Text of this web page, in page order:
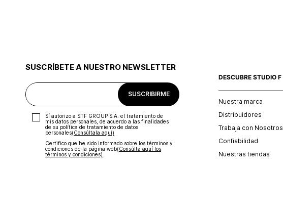
SUSCRÍBETE A NUESTRO NEWSLETTER
SUSCRIBIRME
Sí autorizo a STF GROUP S.A. el tratamiento de
mis datos personales, de acuerdo a las finalidades
de su política de tratamiento de datos
personales‎(Consúltala aquí)
Certifico que he sido informado sobre los términos y
condiciones de la página web‎(Consúlta aquí los
términos y condiciones)
DESCUBRE STUDIO F
Nuestra marca
Distribuidores
Trabaja con Nosotros
Confiabilidad
Nuestras tiendas